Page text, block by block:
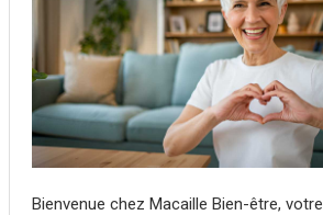
Bienvenue chez Macaille Bien-être, votre